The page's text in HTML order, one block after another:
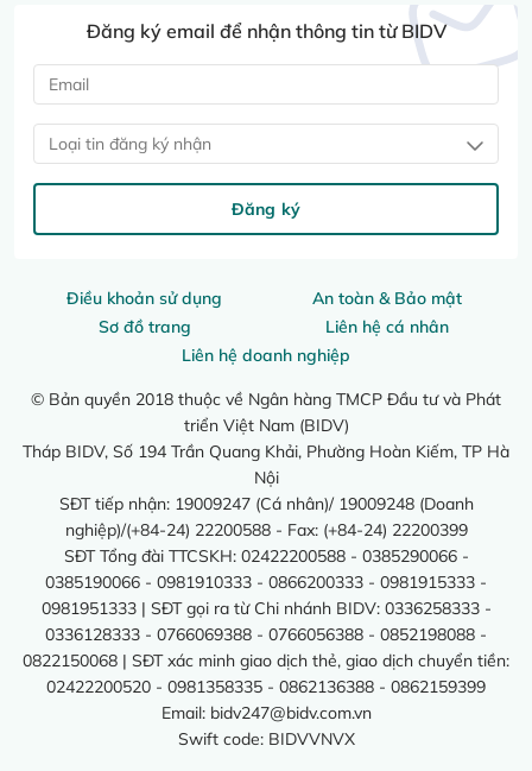
Điều khoản sử dụng
An toàn & Bảo mật
Sơ đồ trang
Liên hệ cá nhân
Liên hệ doanh nghiệp
© Bản quyền 2018 thuộc về Ngân hàng TMCP Đầu tư và Phát
triển Việt Nam (BIDV)
Tháp BIDV, Số 194 Trần Quang Khải, Phường Hoàn Kiếm, TP Hà
Nội
SĐT tiếp nhận: 19009247 (Cá nhân)/ 19009248 (Doanh
nghiệp)/(+84-24) 22200588 - Fax: (+84-24) 22200399
SĐT Tổng đài TTCSKH: 02422200588 - 0385290066 -
0385190066 - 0981910333 - 0866200333 - 0981915333 -
0981951333 | SĐT gọi ra từ Chi nhánh BIDV: 0336258333 -
0336128333 - 0766069388 - 0766056388 - 0852198088 -
0822150068 | SĐT xác minh giao dịch thẻ, giao dịch chuyển tiền:
02422200520 - 0981358335 - 0862136388 - 0862159399
Email: bidv247@bidv.com.vn
Swift code: BIDVVNVX
Đăng ký email để nhận thông tin từ BIDV
Loại tin đăng ký nhận
Đăng ký